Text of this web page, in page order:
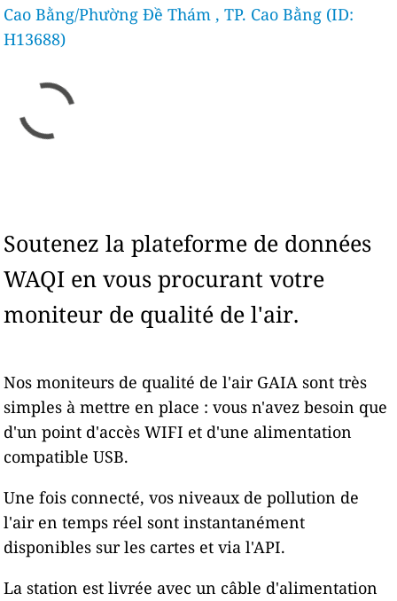
Cao Bằng/Phường Đề Thám , TP. Cao Bằng (ID:
H13688)
Soutenez la plateforme de données
WAQI en vous procurant votre
moniteur de qualité de l'air.
Nos moniteurs de qualité de l'air GAIA sont très
simples à mettre en place : vous n'avez besoin que
d'un point d'accès WIFI et d'une alimentation
compatible USB.
Une fois connecté, vos niveaux de pollution de
l'air en temps réel sont instantanément
disponibles sur les cartes et via l'API.
La station est livrée avec un câble d'alimentation